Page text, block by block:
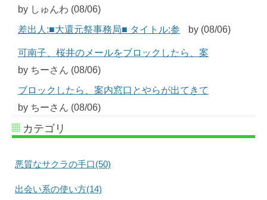
by しゅんわ (08/06)
差出人:■大還元祭事務局■ タイトル:参
by (08/06)
可南子、桜井のメールをブロックしたら、案
by ちーさん (08/06)
ブロックしたら、案内窓口とやらが出てきて
by ちーさん (08/06)
カテゴリ
悪質なサクラの手口(50)
出会い系の使い方(14)